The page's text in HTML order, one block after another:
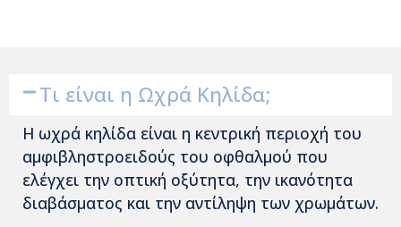
Τι είναι η Ωχρά Κηλίδα;
Η ωχρά κηλίδα είναι η κεντρική περιοχή του
αμφιβληστροειδούς του οφθαλμού που
ελέγχει την οπτική οξύτητα, την ικανότητα
διαβάσματος και την αντίληψη των χρωμάτων.